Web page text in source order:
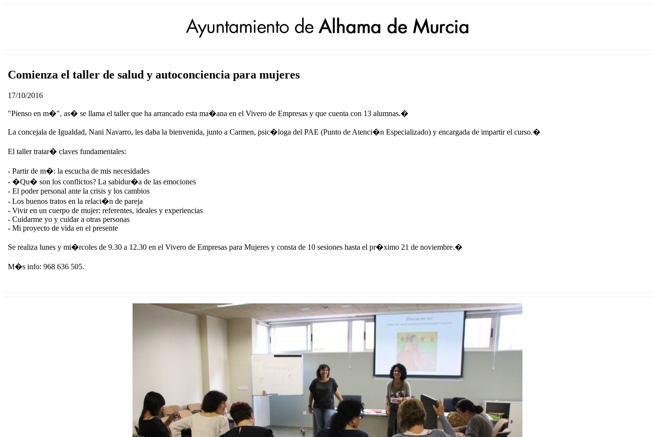
Comienza el taller de salud y autoconciencia para mujeres
17/10/2016
"Pienso en m�", as� se llama el taller que ha arrancado esta ma�ana en el Vivero de Empresas y que cuenta con 13 alumnas.�
La concejala de Igualdad, Nani Navarro, les daba la bienvenida, junto a Carmen, psic�loga del PAE (Punto de Atenci�n Especializado) y encargada de impartir el curso.�
El taller tratar� claves fundamentales:
- Partir de m�: la escucha de mis necesidades
- �Qu� son los conflictos? La sabidur�a de las emociones
- El poder personal ante la crisis y los cambios
- Los buenos tratos en la relaci�n de pareja
- Vivir en un cuerpo de mujer: referentes, ideales y experiencias
- Cuidarme yo y cuidar a otras personas
- Mi proyecto de vida en el presente
Se realiza lunes y mi�rcoles de 9.30 a 12.30 en el Vivero de Empresas para Mujeres y consta de 10 sesiones hasta el pr�ximo 21 de noviembre.�
M�s info: 968 636 505.